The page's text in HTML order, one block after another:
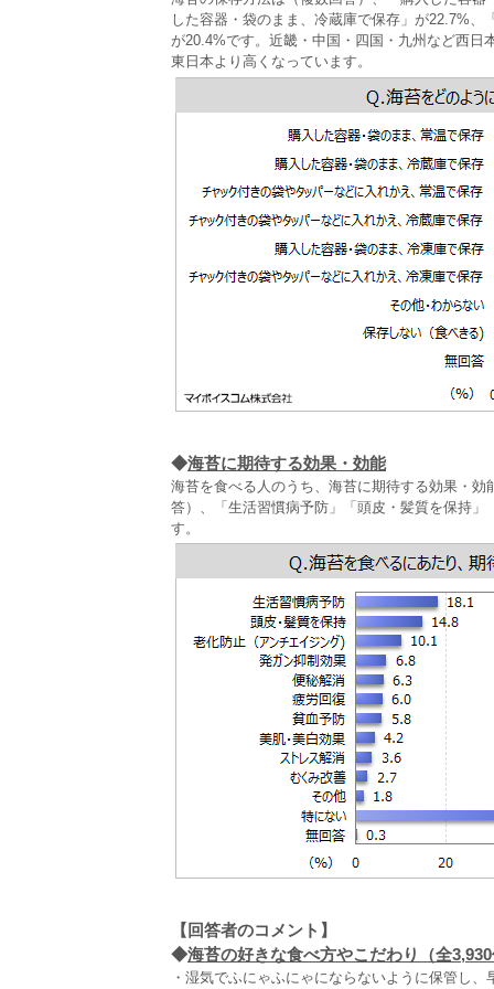
した容器・袋のまま、冷蔵庫で保存」が22.7%
が20.4%です。近畿・中国・四国・九州など西
東日本より高くなっています。
◆海苔に期待する効果・効能
海苔を食べる人のうち、海苔に期待する効果・
答）、「生活習慣病予防」「頭皮・髪質を保持
す。
【回答者のコメント】
◆海苔の好きな食べ方やこだわり（全
・湿気でふにゃふにゃにならないように保管し